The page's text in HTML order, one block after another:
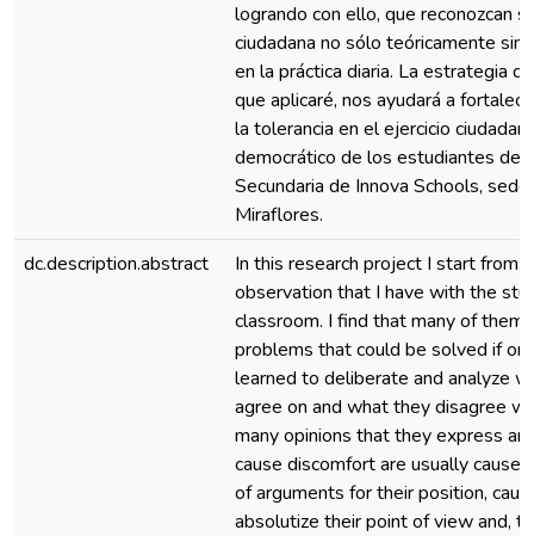
logrando con ello, que reconozcan
ciudadana no sólo teóricamente
en la práctica diaria. La estrategia
que aplicaré, nos ayudará a
la tolerancia en el ejercicio
democrático de los estudiantes de
Secundaria de Innova Schools, sede
Miraflores.
dc.description.abstract
In this research project I start from
observation that I have with the
classroom. I find that many of them
problems that could be solved if
learned to deliberate and analyze
agree on and what they disagree
many opinions that they express
cause discomfort are usually
of arguments for their position,
absolutize their point of view and,